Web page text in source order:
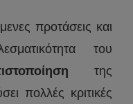
προτάσεις και
του
της
πολλές κριτικές